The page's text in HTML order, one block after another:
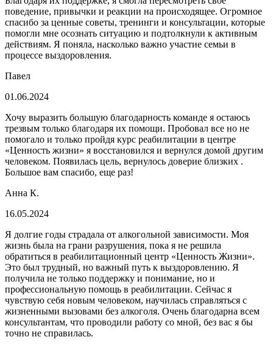
поведение, привычки и реакции на происходящее. Огромное
спасибо за ценные советы, тренинги и консультации, которые
помогли мне осознать ситуацию и подтолкнули к активным
действиям. Я поняла, насколько важно участие семьи в
процессе выздоровления.
Павел
01.06.2024
Хочу выразить большую благодарность команде я остаюсь
трезвым только благодаря их помощи. Пробовал все но не
помогало и только пройдя курс реабилитации в центре
«Ценность жизни» я восстановился и вернулся домой другим
человеком. Появилась цель, вернулось доверие близких .
Большое вам спасибо, еще раз!
Анна К.
16.05.2024
Я долгие годы страдала от алкогольной зависимости. Моя
жизнь была на грани разрушения, пока я не решила
обратиться в реабилитационный центр «Ценность Жизни».
Это был трудный, но важный путь к выздоровлению. Я
получила не только поддержку и понимание, но и
профессиональную помощь в реабилитации. Сейчас я
чувствую себя новым человеком, научилась справляться с
жизненными вызовами без алкоголя. Очень благодарна всем
консультантам, что проводили работу со мной, без вас я бы
точно не справилась.